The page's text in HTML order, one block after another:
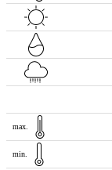
max.
min.